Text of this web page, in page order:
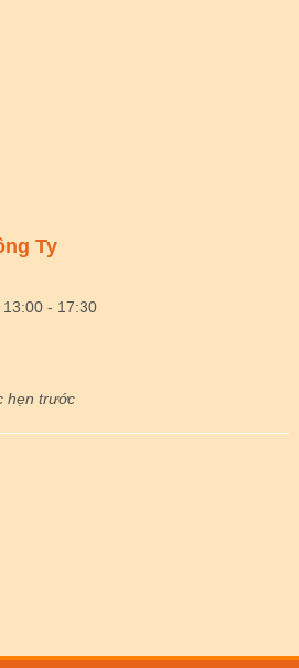
Ty
- 17:30
hẹn trước